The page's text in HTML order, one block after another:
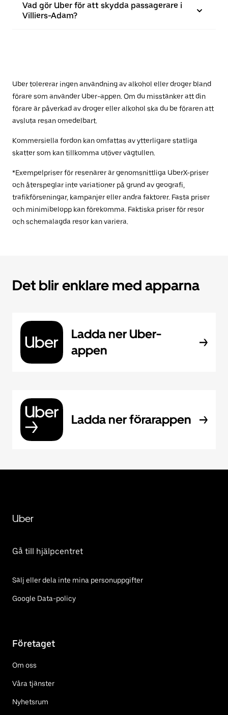
Vad gör Uber för att skydda passagerare i
Villiers-Adam?
Uber tolererar ingen användning av alkohol eller droger bland
förare som använder Uber-appen. Om du misstänker att din
förare är påverkad av droger eller alkohol ska du be föraren att
avsluta resan omedelbart.
Kommersiella fordon kan omfattas av ytterligare statliga
skatter som kan tillkomma utöver vägtullen.
*Exempelpriser för resenärer är genomsnittliga UberX-priser
och återspeglar inte variationer på grund av geografi,
trafikförseningar, kampanjer eller andra faktorer. Fasta priser
och minimibelopp kan förekomma. Faktiska priser för resor
och schemalagda resor kan variera.
Det blir enklare med apparna
Ladda ner Uber-
appen
Ladda ner förarappen
Uber
Gå till hjälpcentret
Sälj eller dela inte mina personuppgifter
Google Data-policy
Företaget
Om oss
Våra tjänster
Nyhetsrum